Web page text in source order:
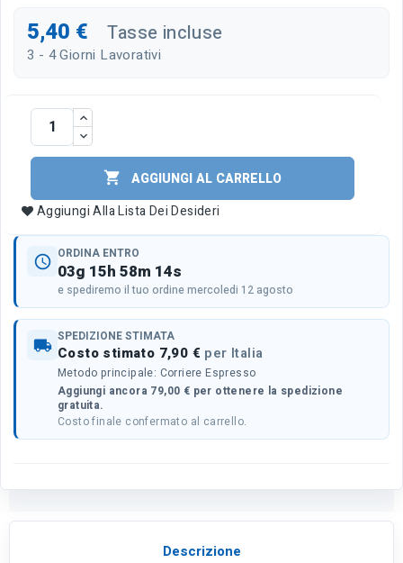
5,40 € Tasse incluse
3 - 4 Giorni Lavorativi

AGGIUNGI AL CARRELLO
Aggiungi Alla Lista Dei Desideri
schedule ORDINA ENTRO
03g 15h 58m 14s
e spediremo il tuo ordine mercoledi 12 agosto
local_shipping SPEDIZIONE STIMATA
Costo stimato 7,90 € per Italia
Metodo principale: Corriere Espresso
Aggiungi ancora 79,00 € per ottenere la spedizione
gratuita.
Costo finale confermato al carrello.
Descrizione